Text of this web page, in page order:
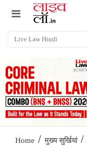
Home / मुख्य सुर्खियां /